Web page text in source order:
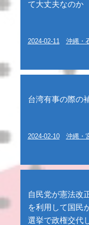
て大丈夫なのか
2024-02-11 沖縄・
台湾有事の際の
2024-02-10 沖縄・
自民党が憲法改
を利用して国民
選挙で政権交代